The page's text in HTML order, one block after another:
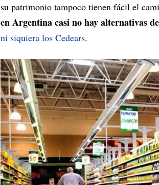
su patrimonio tampoco tienen fácil el
en Argentina casi no hay alternativas
ni siquiera los Cedears.